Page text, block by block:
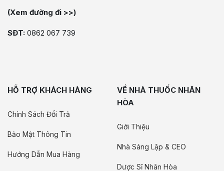
(Xem đường đi >>)
SĐT: 0862 067 739
HỖ TRỢ KHÁCH HÀNG
Chính Sách Đổi Trả
Bảo Mật Thông Tin
Hướng Dẫn Mua Hàng
VỀ NHÀ THUỐC NHÂN
HÒA
Giới Thiệu
Nhà Sáng Lập & CEO
Dược Sĩ Nhân Hòa